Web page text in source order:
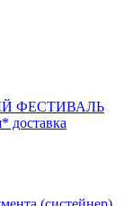
ФЕСТИВАЛЬ
доставка